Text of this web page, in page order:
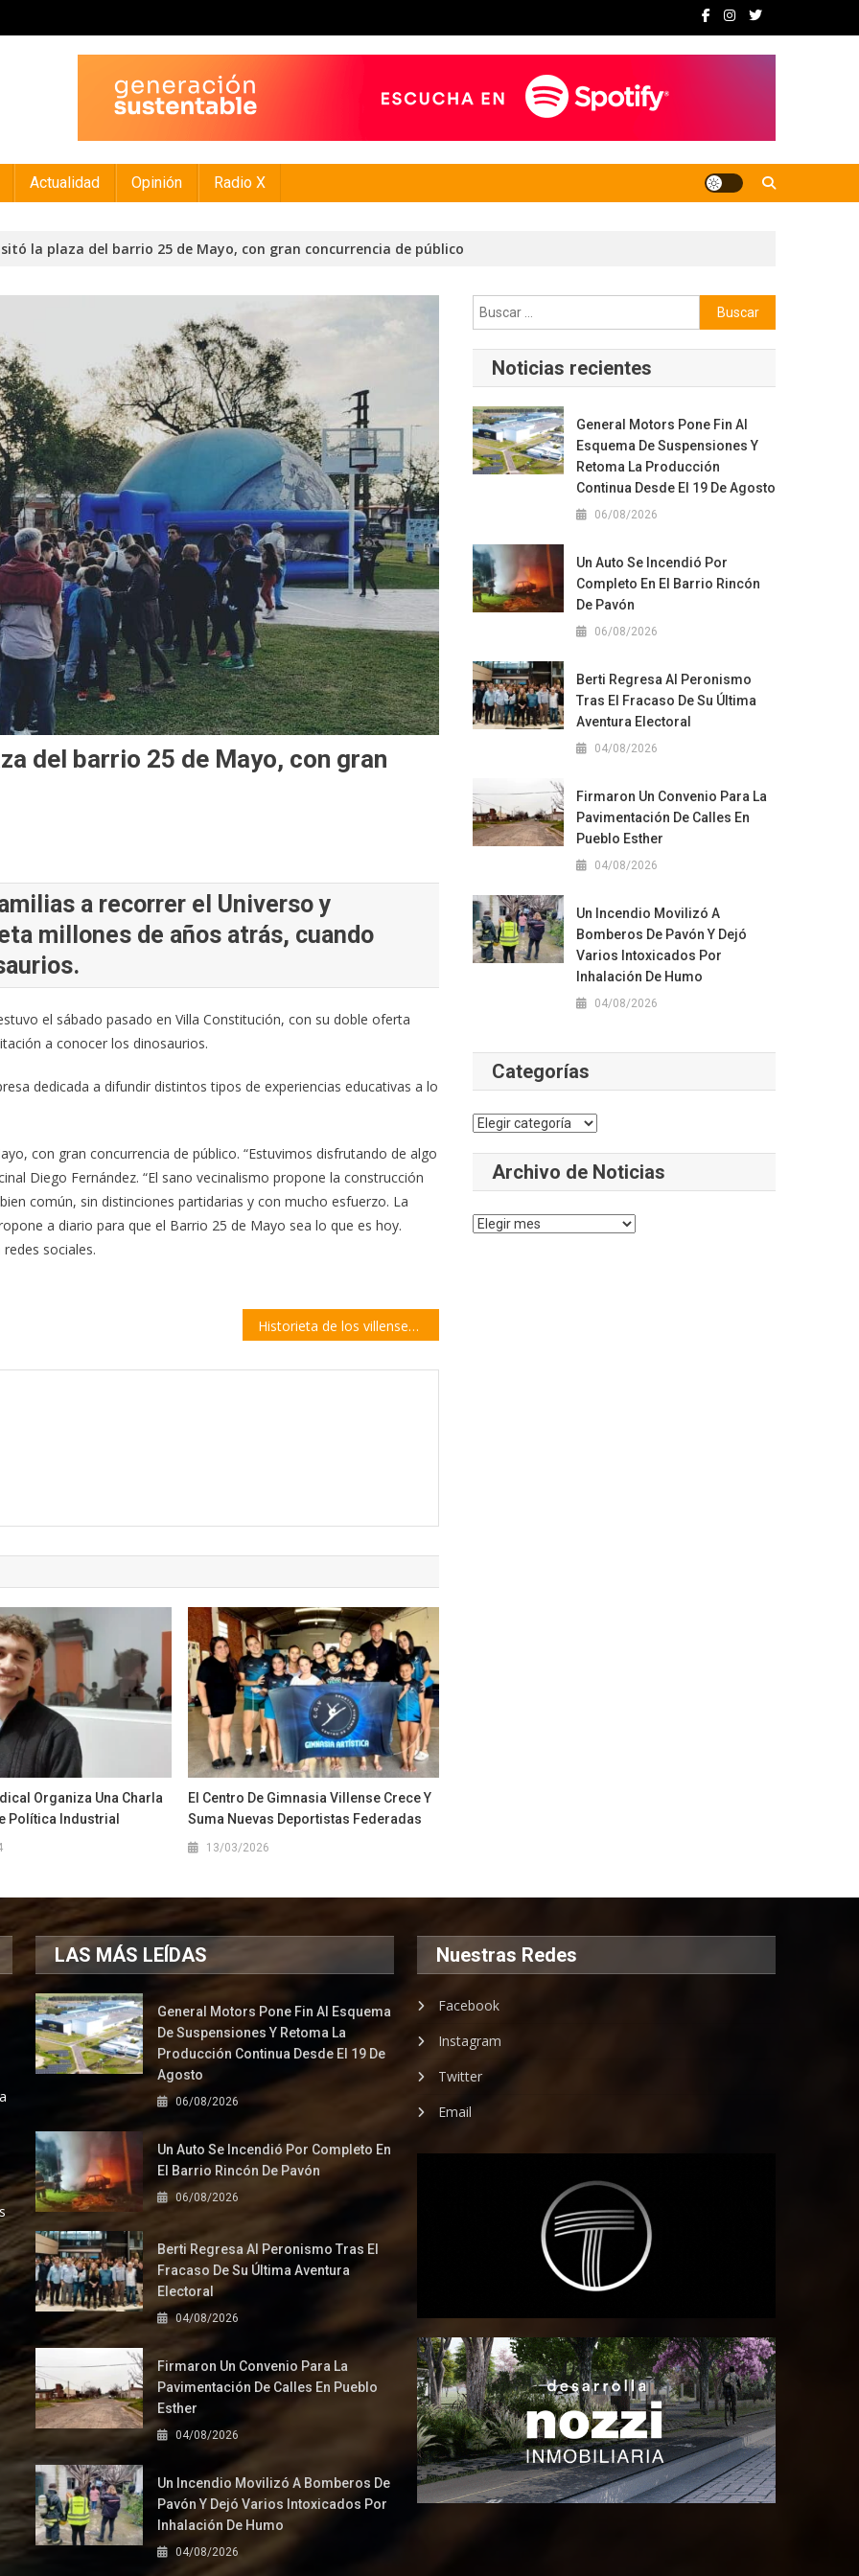
Actualidad Opinión Radio X
la plaza del barrio 25 de Mayo, con gran concurrencia de público
del barrio 25 de Mayo, con gran
a recorrer el Universo y
millones de años atrás, cuando
el sábado pasado en Villa Constitución, con su doble oferta
a conocer los dinosaurios.
dedicada a difundir distintos tipos de experiencias educativas a lo
con gran concurrencia de público. “Estuvimos disfrutando de algo
Diego Fernández. “El sano vecinalismo propone la construcción
común, sin distinciones partidarias y con mucho esfuerzo. La
a diario para que el Barrio 25 de Mayo sea lo que es hoy.
sociales.
Historieta de los villenses Leo Cabrera y Ernesto Parrilla se publica en una revista digital
Organiza Una Charla
Política Industrial
El Centro De Gimnasia Villense Crece Y
Suma Nuevas Deportistas Federadas
13/03/2026
Buscar:
Noticias recientes
General Motors Pone Fin Al
Esquema De Suspensiones Y
Retoma La Producción
Continua Desde El 19 De Agosto
06/08/2026
Un Auto Se Incendió Por
Completo En El Barrio Rincón
De Pavón
06/08/2026
Berti Regresa Al Peronismo
Tras El Fracaso De Su Última
Aventura Electoral
04/08/2026
Firmaron Un Convenio Para La
Pavimentación De Calles En
Pueblo Esther
04/08/2026
Un Incendio Movilizó A
Bomberos De Pavón Y Dejó
Varios Intoxicados Por
Inhalación De Humo
04/08/2026
Categorías
Categorías
Archivo de Noticias
Archivo
LAS MÁS LEÍDAS
General Motors Pone Fin Al Esquema
De Suspensiones Y Retoma La
Producción Continua Desde El 19 De
Agosto
06/08/2026
Un Auto Se Incendió Por Completo En
El Barrio Rincón De Pavón
06/08/2026
Berti Regresa Al Peronismo Tras El
Fracaso De Su Última Aventura
Electoral
04/08/2026
Firmaron Un Convenio Para La
Pavimentación De Calles En Pueblo
Esther
04/08/2026
Un Incendio Movilizó A Bomberos De
Pavón Y Dejó Varios Intoxicados Por
Inhalación De Humo
04/08/2026
Nuestras Redes
Facebook
Instagram
Twitter
Email